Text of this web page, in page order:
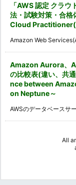
「AWS 認定 クラ
法・試験対策・合
Cloud
Amazon Web
Amazon Aurora、
の比較表(違い、共
nce between
on Neptune～
AWSのデータベースサ
All